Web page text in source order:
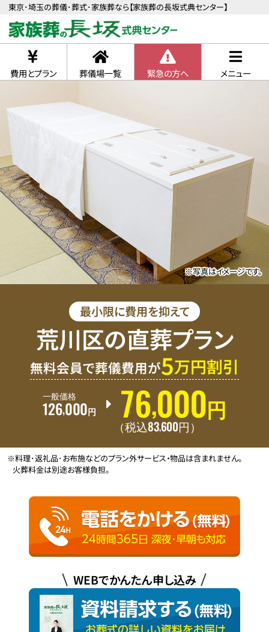
東京･埼玉の葬儀･葬式･家族葬なら【家族葬の長坂式典センター】
費用とプラン 葬儀場一覧 緊急の方へ メニュー
※写真はイメージです。
最小限に費用を抑えて
荒川区の直葬プラン
無料会員で葬儀費用が5万円割引
一般価格
126,000 円 76,000 円
（税込83,600円 ）
※料理･返礼品･お布施などのプラン外サービス・物品は含まれません。
火葬料金は別途お客様負担。
WEBでかんたん申し込み